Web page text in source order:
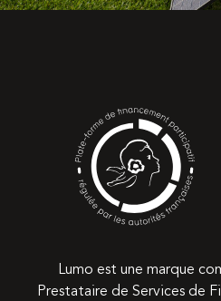
Lumo est une marque
Prestataire de Services de